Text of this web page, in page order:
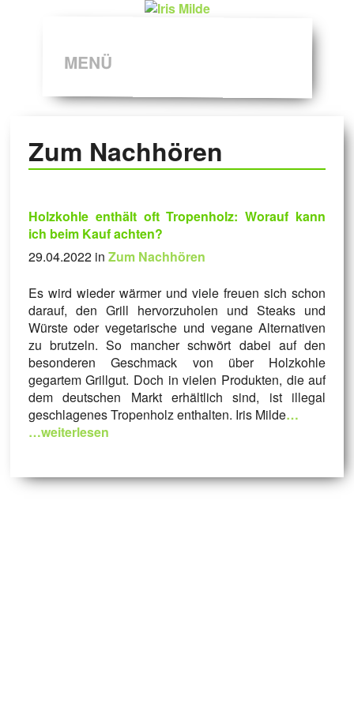
MENÜ
Zum Nachhören
Holzkohle enthält oft Tropenholz: Worauf kann
ich beim Kauf achten?
29.04.2022 in Zum Nachhören
Es wird wieder wärmer und viele freuen sich schon
darauf, den Grill hervorzuholen und Steaks und
Würste oder vegetarische und vegane Alternativen
zu brutzeln. So mancher schwört dabei auf den
besonderen Geschmack von über Holzkohle
gegartem Grillgut. Doch in vielen Produkten, die auf
dem deutschen Markt erhältlich sind, ist illegal
geschlagenes Tropenholz enthalten. Iris Milde…
…weiterlesen